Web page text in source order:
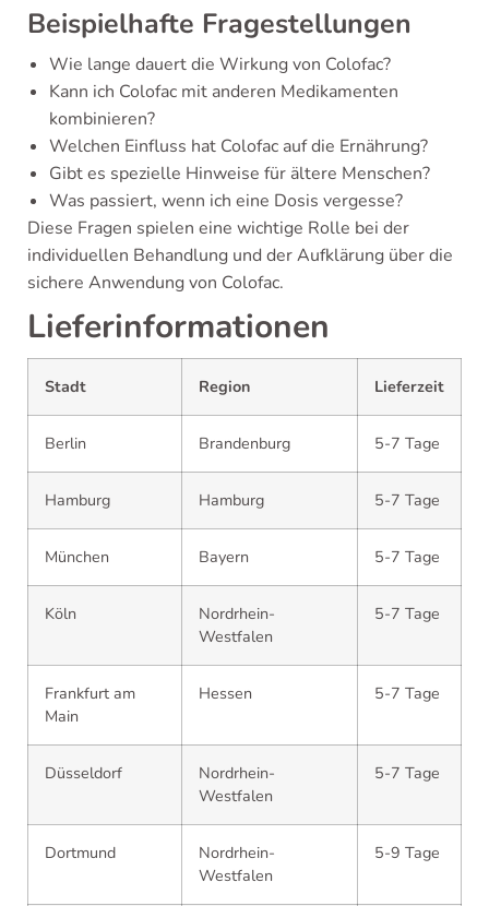
Beispielhafte Fragestellungen
Wie lange dauert die Wirkung von Colofac?
Kann ich Colofac mit anderen Medikamenten
kombinieren?
Welchen Einfluss hat Colofac auf die Ernährung?
Gibt es spezielle Hinweise für ältere Menschen?
Was passiert, wenn ich eine Dosis vergesse?
Diese Fragen spielen eine wichtige Rolle bei der
individuellen Behandlung und der Aufklärung über die
sichere Anwendung von Colofac.
Lieferinformationen
Stadt Region Lieferzeit
Berlin Brandenburg 5-7 Tage
Hamburg Hamburg 5-7 Tage
München Bayern 5-7 Tage
Köln
Nordrhein-
Westfalen
5-7 Tage
Frankfurt am
Main
Hessen 5-7 Tage
Düsseldorf
Nordrhein-
Westfalen
5-7 Tage
Dortmund
Nordrhein-
Westfalen
5-9 Tage